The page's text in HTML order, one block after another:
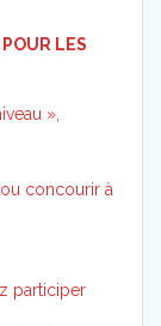
LES
»,
ou concourir à
participer